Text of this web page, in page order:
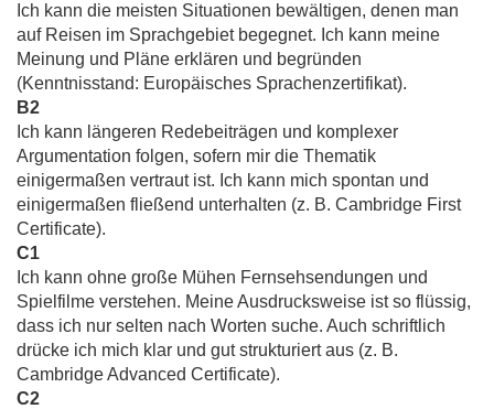
Ich kann die meisten Situationen bewältigen, denen man
auf Reisen im Sprachgebiet begegnet. Ich kann meine
Meinung und Pläne erklären und begründen
(Kenntnisstand: Europäisches Sprachenzertifikat).
B2
Ich kann längeren Redebeiträgen und komplexer
Argumentation folgen, sofern mir die Thematik
einigermaßen vertraut ist. Ich kann mich spontan und
einigermaßen fließend unterhalten (z. B. Cambridge First
Certificate).
C1
Ich kann ohne große Mühen Fernsehsendungen und
Spielfilme verstehen. Meine Ausdrucksweise ist so flüssig,
dass ich nur selten nach Worten suche. Auch schriftlich
drücke ich mich klar und gut strukturiert aus (z. B.
Cambridge Advanced Certificate).
C2